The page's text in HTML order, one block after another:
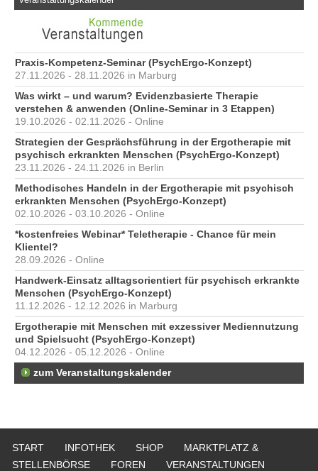
Praxis-Kompetenz-Seminar (PsychErgo-Konzept)
27.11.2026 - 28.11.2026 in Marburg
Was wirkt – und warum? Evidenzbasierte Therapie
verstehen & anwenden (Online-Seminar in 3 Etappen)
19.10.2026 - 02.11.2026 - Online
Strategien der Gesprächsführung in der Ergotherapie mit
psychisch erkrankten Menschen (PsychErgo-Konzept)
23.11.2026 - 24.11.2026 in Berlin
Methodisches Handeln in der Ergotherapie mit psychisch
erkrankten Menschen (PsychErgo-Konzept)
02.10.2026 - 03.10.2026 - Online
*kostenfreies Webinar* Teletherapie - Chance für mein
Klientel?
28.09.2026 - Online
Handwerk-Einsatz alltagsorientiert für psychisch erkrankte
Menschen (PsychErgo-Konzept)
11.12.2026 - 12.12.2026 in Marburg
Ergotherapie mit Menschen mit exzessiver Mediennutzung
und Spielsucht (PsychErgo-Konzept)
04.12.2026 - 05.12.2026 - Online
zum Veranstaltungskalender
START INFOTHEK SHOP
MARKTPLATZ &
STELLENBÖRSE
FOREN
VERANSTALTUNGEN